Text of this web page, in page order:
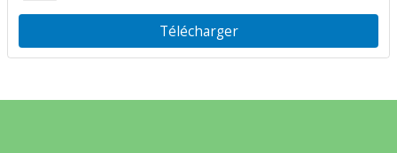
Télécharger